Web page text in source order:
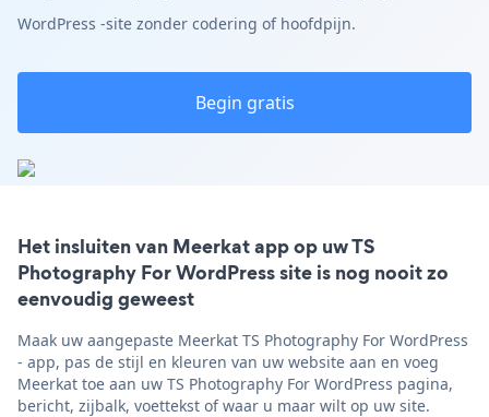
WordPress -site zonder codering of hoofdpijn.
Begin gratis
Het insluiten van Meerkat app op uw TS
Photography For WordPress site is nog nooit zo
eenvoudig geweest
Maak uw aangepaste Meerkat TS Photography For WordPress
- app, pas de stijl en kleuren van uw website aan en voeg
Meerkat toe aan uw TS Photography For WordPress pagina,
bericht, zijbalk, voettekst of waar u maar wilt op uw site.